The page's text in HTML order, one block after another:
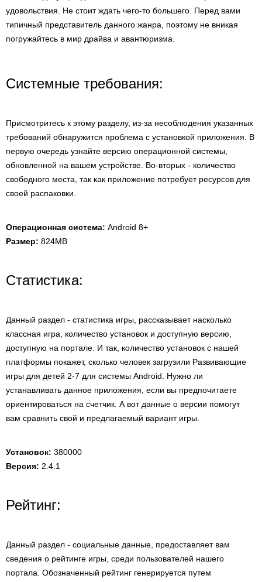
удовольствия. Не стоит ждать чего-то большего. Перед вами
типичный представитель данного жанра, поэтому не вникая
погружайтесь в мир драйва и авантюризма.
Системные требования:
Присмотритесь к этому разделу, из-за несоблюдения указанных
требований обнаружится проблема с установкой приложения. В
первую очередь узнайте версию операционной системы,
обновленной на вашем устройстве. Во-вторых - количество
свободного места, так как приложение потребует ресурсов для
своей распаковки.
Операционная система: Android 8+
Размер: 824MB
Статистика:
Данный раздел - статистика игры, рассказывает насколько
классная игра, количество установок и доступную версию,
доступную на портале. И так, количество установок с нашей
платформы покажет, сколько человек загрузили Развивающие
игры для детей 2-7 для системы Android. Нужно ли
устанавливать данное приложения, если вы предпочитаете
ориентироваться на счетчик. А вот данные о версии помогут
вам сравнить свой и предлагаемый вариант игры.
Установок: 380000
Версия: 2.4.1
Рейтинг:
Данный раздел - социальные данные, предоставляет вам
сведения о рейтинге игры, среди пользователей нашего
портала. Обозначенный рейтинг генерируется путем